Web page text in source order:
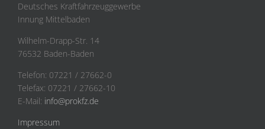
Deutsches Kraftfahrzeuggewerbe
Innung Mittelbaden
Wilhelm-Drapp-Str. 14
76532 Baden-Baden
Telefon: 07221 / 27662-0
Telefax: 07221 / 27662-10
E-Mail: info@prokfz.de
Impressum